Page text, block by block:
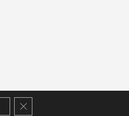
Cerrar el banner de cookies RGPD